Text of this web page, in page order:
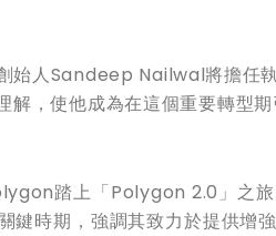
始人Sandeep Nailwal將擔任
，使他成為在這個重要轉型期
踏上「Polygon 2.0」之
鍵時期，強調其致力於提供增